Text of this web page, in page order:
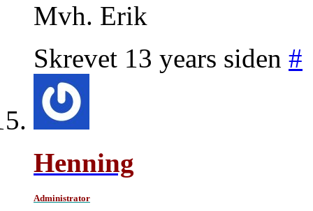
Mvh. Erik
Skrevet 13 years siden #
Henning
Administrator